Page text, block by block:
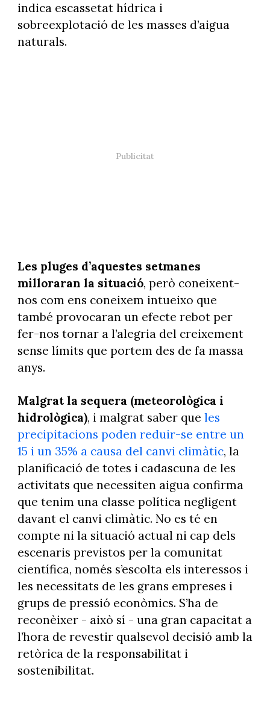
indica escassetat hídrica i
sobreexplotació de les masses d’aigua
naturals.
Les pluges d’aquestes setmanes
milloraran la situació, però coneixent-
nos com ens coneixem intueixo que
també provocaran un efecte rebot per
fer-nos tornar a l’alegria del creixement
sense límits que portem des de fa massa
anys.
Malgrat la sequera (meteorològica i
hidrològica), i malgrat saber que les
precipitacions poden reduir-se entre un
15 i un 35% a causa del canvi climàtic, la
planificació de totes i cadascuna de les
activitats que necessiten aigua confirma
que tenim una classe política negligent
davant el canvi climàtic. No es té en
compte ni la situació actual ni cap dels
escenaris previstos per la comunitat
científica, només s’escolta els interessos i
les necessitats de les grans empreses i
grups de pressió econòmics. S’ha de
reconèixer - això sí - una gran capacitat a
l’hora de revestir qualsevol decisió amb la
retòrica de la responsabilitat i
sostenibilitat.